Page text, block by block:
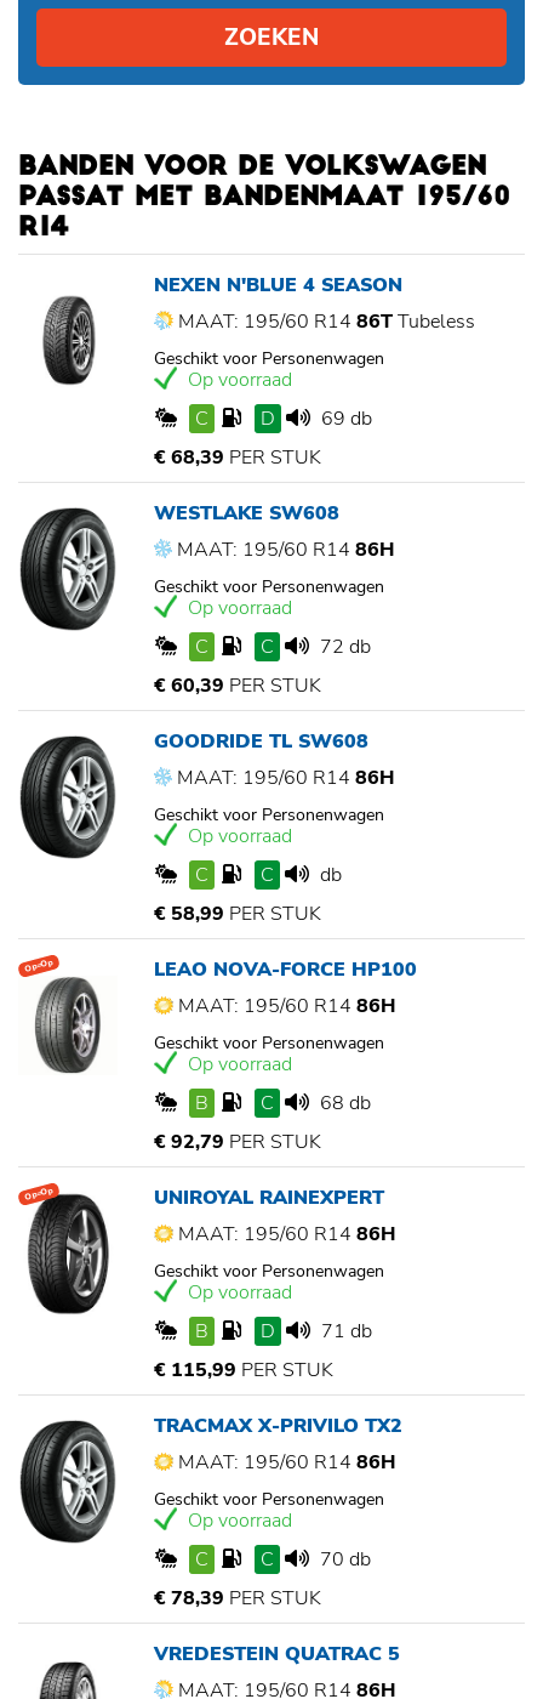
ZOEKEN
BANDEN VOOR DE VOLKSWAGEN
PASSAT MET BANDENMAAT 195/60
R14
NEXEN N'BLUE 4 SEASON
MAAT: 195/60 R14 86TTubeless
Geschikt voor Personenwagen
Op voorraad
C
D
69 db
€ 68,39 PER STUK
WESTLAKE SW608
MAAT: 195/60 R14 86H
Geschikt voor Personenwagen
Op voorraad
C
C
72 db
€ 60,39 PER STUK
GOODRIDE TL SW608
MAAT: 195/60 R14 86H
Geschikt voor Personenwagen
Op voorraad
C
C
db
€ 58,99 PER STUK
Op=Op
LEAO NOVA-FORCE HP100
MAAT: 195/60 R14 86H
Geschikt voor Personenwagen
Op voorraad
B
C
68 db
€ 92,79 PER STUK
Op=Op
UNIROYAL RAINEXPERT
MAAT: 195/60 R14 86H
Geschikt voor Personenwagen
Op voorraad
B
D
71 db
€ 115,99 PER STUK
TRACMAX X-PRIVILO TX2
MAAT: 195/60 R14 86H
Geschikt voor Personenwagen
Op voorraad
C
C
70 db
€ 78,39 PER STUK
VREDESTEIN QUATRAC 5
MAAT: 195/60 R14 86H